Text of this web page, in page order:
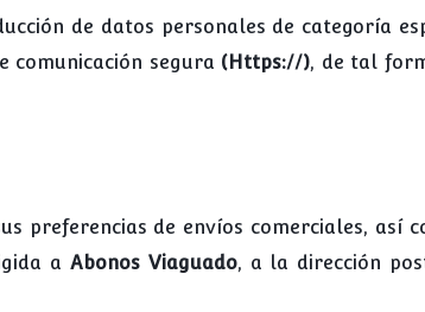
de datos personales de categoría
comunicación segura (Https://), de tal
preferencias de envíos comerciales, así
a Abonos Viaguado, a la dirección